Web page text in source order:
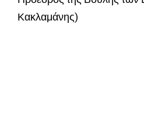
Κακλαμάνης)